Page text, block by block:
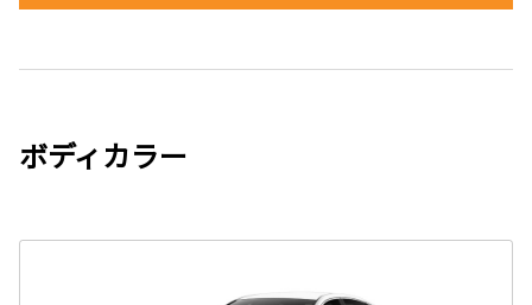
ボディカラー